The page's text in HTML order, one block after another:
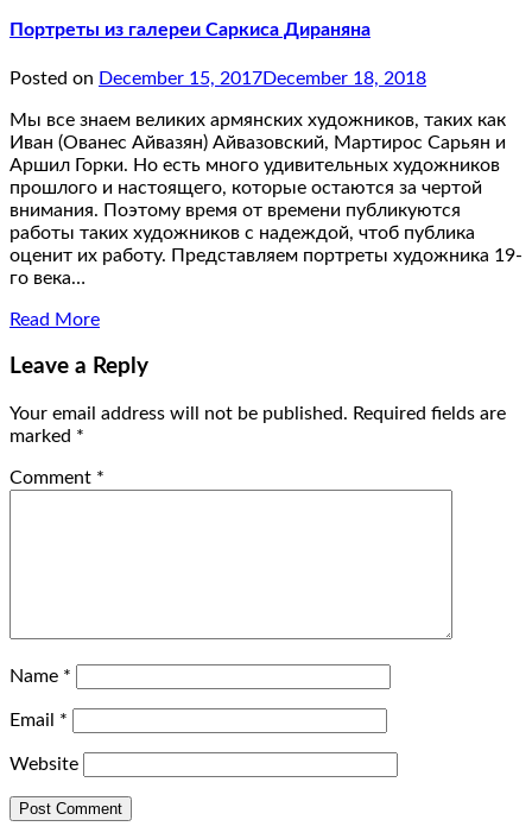
Портреты из галереи Саркиса Дираняна
Posted on December 15, 2017December 18, 2018
Мы все знаем великих армянских художников, таких как
Иван (Ованес Айвазян) Айвазовский, Мартирос Сарьян и
Аршил Горки. Но есть много удивительных художников
прошлого и настоящего, которые остаются за чертой
внимания. Поэтому время от времени публикуются
работы таких художников с надеждой, чтоб публика
оценит их работу. Представляем портреты художника 19-
го века…
Read More
Leave a Reply
Your email address will not be published. Required fields are
marked *
Comment *
Name *
Email *
Website